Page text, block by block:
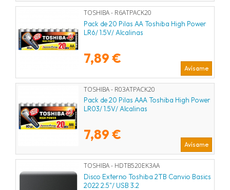
TOSHIBA - R6ATPACK20
Pack de 20 Pilas AA Toshiba High Power
LR6/ 1.5V/ Alcalinas
7,89 €
Avísame
TOSHIBA - R03ATPACK20
Pack de 20 Pilas AAA Toshiba High Power
LR03/ 1.5V/ Alcalinas
7,89 €
Avísame
TOSHIBA - HDTB520EK3AA
Disco Externo Toshiba 2TB Canvio Basics
2022 2.5"/ USB 3.2